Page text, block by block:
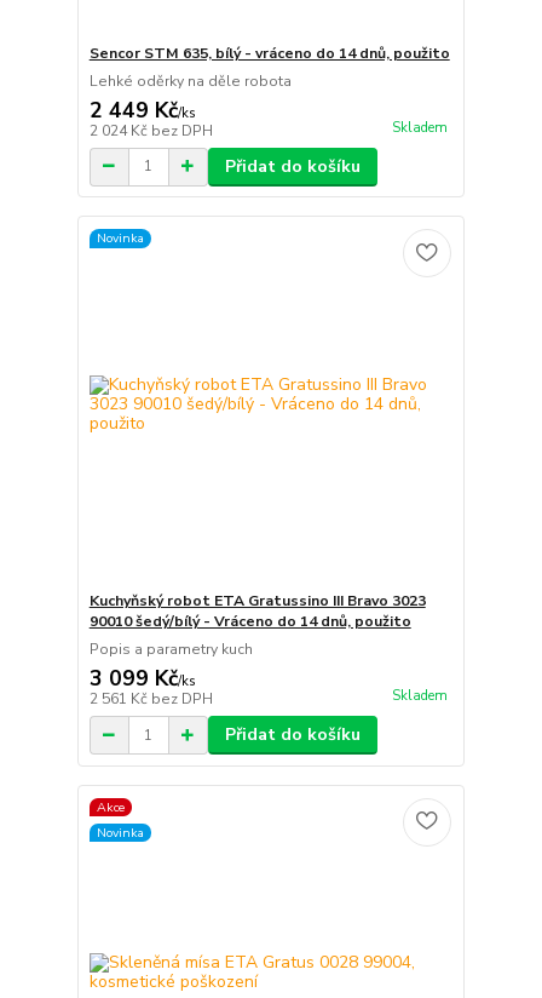
Sencor STM 635, bílý - vráceno do 14 dnů, použito
Lehké oděrky na děle robota
2 449 Kč/ks
2 024 Kč bez DPH Skladem
Přidat do košíku
Novinka
Kuchyňský robot ETA Gratussino III Bravo 3023
90010 šedý/bílý - Vráceno do 14 dnů, použito
Popis a parametry kuch
3 099 Kč/ks
2 561 Kč bez DPH Skladem
Přidat do košíku
Akce
Novinka